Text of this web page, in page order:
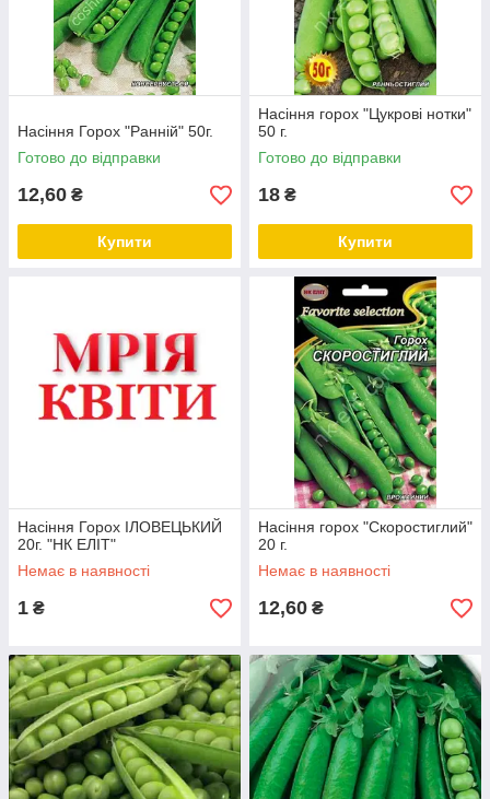
Насіння Горох "Ранній" 50г.
Готово до відправки
12,60 ₴
Купити
Насіння горох "Цукрові нотки"
50 г.
Готово до відправки
18 ₴
Купити
Насіння Горох ІЛОВЕЦЬКИЙ
20г. "НК ЕЛІТ"
Немає в наявності
1 ₴
Насіння горох "Скоростиглий"
20 г.
Немає в наявності
12,60 ₴